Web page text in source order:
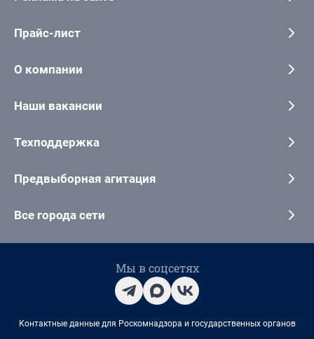
Прайс-лист
О компании
Наши вакансии
Техподдержка
Предвыборная агитация
Все города сети
Мы в соцсетях
Контактные данные для Роскомнадзора и государственных органов